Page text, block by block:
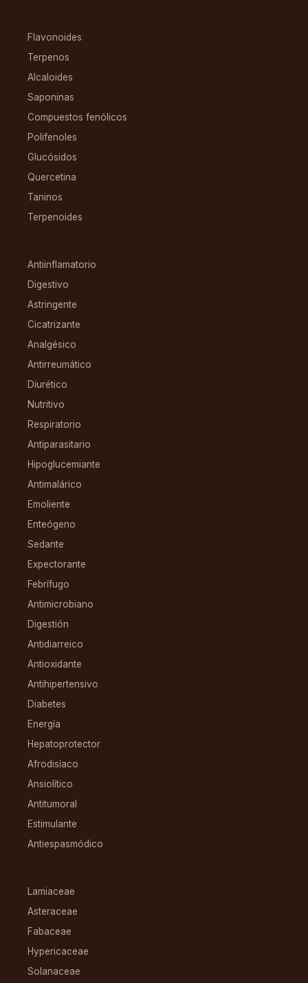
Flavonoides
Terpenos
Alcaloides
Saponinas
Compuestos fenólicos
Polifenoles
Glucósidos
Quercetina
Taninos
Terpenoides
Antiinflamatorio
Digestivo
Astringente
Cicatrizante
Analgésico
Antirreumático
Diurético
Nutritivo
Respiratorio
Antiparasitario
Hipoglucemiante
Antimalárico
Emoliente
Enteógeno
Sedante
Expectorante
Febrífugo
Antimicrobiano
Digestión
Antidiarreico
Antioxidante
Antihipertensivo
Diabetes
Energía
Hepatoprotector
Afrodisíaco
Ansiolítico
Antitumoral
Estimulante
Antiespasmódico
Lamiaceae
Asteraceae
Fabaceae
Hypericaceae
Solanaceae